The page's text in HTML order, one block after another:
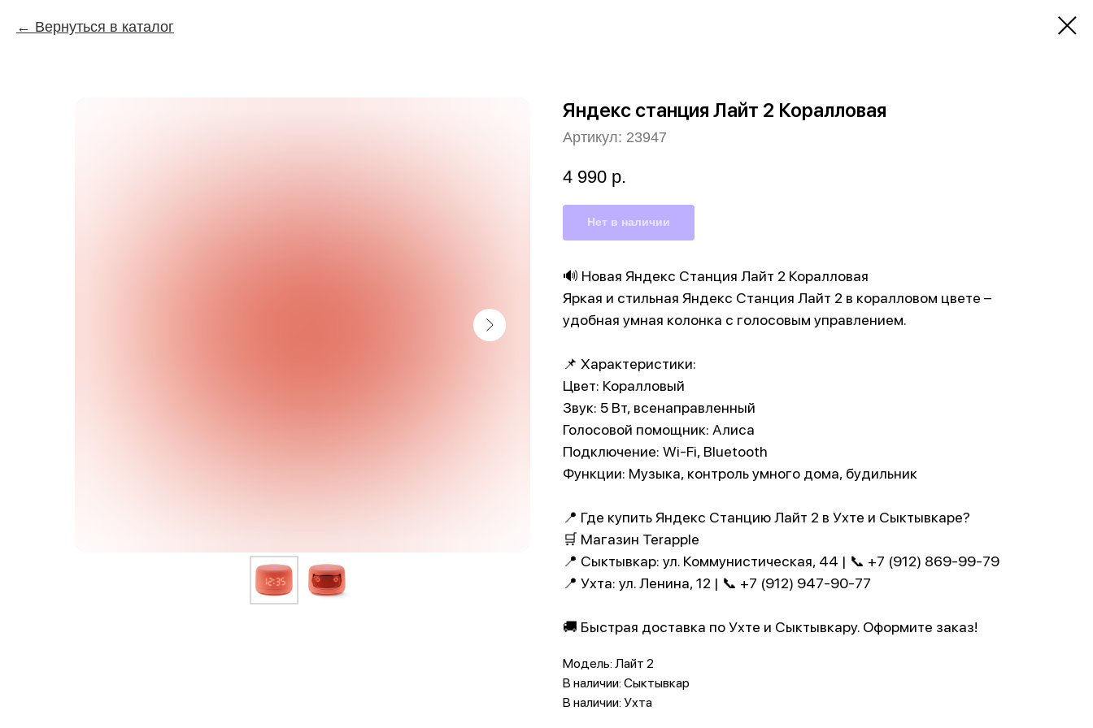
Вернуться в каталог
Яндекс станция Лайт 2 Коралловая
Артикул: 23947
4 990 р.
Нет в наличии
🔊 Новая Яндекс Станция Лайт 2 Коралловая
Яркая и стильная Яндекс Станция Лайт 2 в коралловом цвете –
удобная умная колонка с голосовым управлением.
📌 Характеристики:
Цвет: Коралловый
Звук: 5 Вт, всенаправленный
Голосовой помощник: Алиса
Подключение: Wi-Fi, Bluetooth
Функции: Музыка, контроль умного дома, будильник
📍 Где купить Яндекс Станцию Лайт 2 в Ухте и Сыктывкаре?
🛒 Магазин Terapple
📍 Сыктывкар: ул. Коммунистическая, 44 | 📞 +7 (912) 869-99-79
📍 Ухта: ул. Ленина, 12 | 📞 +7 (912) 947-90-77
🚚 Быстрая доставка по Ухте и Сыктывкару. Оформите заказ!
Модель: Лайт 2
В наличии: Сыктывкар
В наличии: Ухта